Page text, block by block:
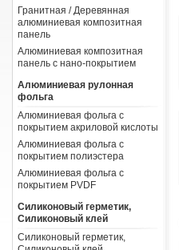
Гранитная / Деревянная
алюминиевая композитная
панель
Алюминиевая композитная
панель с нано-покрытием
Алюминиевая рулонная
фольга
Алюминиевая фольга с
покрытием акриловой кислоты
Алюминиевая фольга с
покрытием полиэстера
Алюминиевая фольга с
покрытием PVDF
Силиконовый герметик,
Силиконовый клей
Силиконовый герметик,